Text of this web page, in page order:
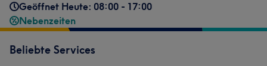
Geöffnet Heute: 08:00 - 17:00
Nebenzeiten
Beliebte Services